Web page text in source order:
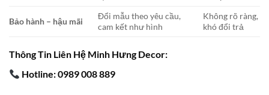
Bảo hành – hậu mãi
Đổi mẫu theo yêu cầu,
cam kết như hình
Không rõ ràng,
khó đổi trả
Thông Tin Liên Hệ Minh Hưng Decor:
Hotline: 0989 008 889